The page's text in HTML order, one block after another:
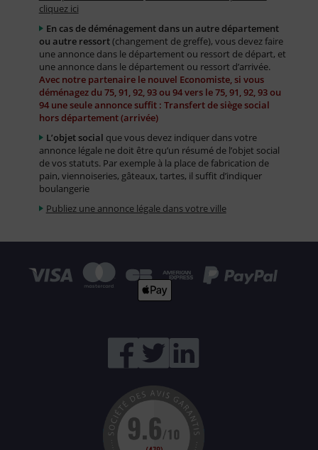
cliquez ici
En cas de déménagement dans un autre département
ou autre ressort(changement de greffe), vous devez faire
une annonce dans le département ou ressort de départ, et
une annonce dans le département ou ressort d’arrivée.
Avec notre partenaire le nouvel Economiste, si vous
déménagez du 75, 91, 92, 93 ou 94 vers le 75, 91, 92, 93 ou
94 une seule annonce suffit : Transfert de siège social
hors département (arrivée)
L’objet social que vous devez indiquer dans votre
annonce légale ne doit être qu’un résumé de l’objet social
de vos statuts. Par exemple à la place de fabrication de
pain, viennoiseries, gâteaux, tartes, il suffit d’indiquer
boulangerie
Publiez une annonce légale dans votre ville